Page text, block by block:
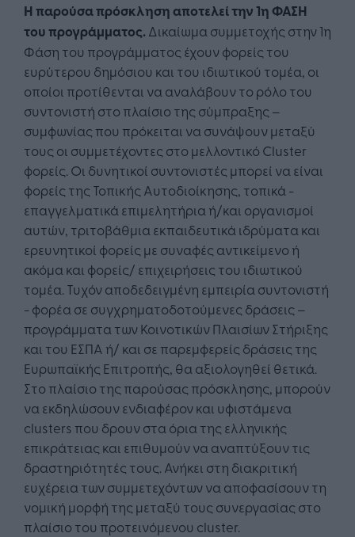
Η παρούσα πρόσκληση αποτελεί την 1η ΦΑΣΗ
του προγράμματος.Δικαίωμα συμμετοχής στην 1η
Φάση του προγράμματος έχουν φορείς του
ευρύτερου δημόσιου και του ιδιωτικού τομέα, οι
οποίοι προτίθενται να αναλάβουν το ρόλο του
συντονιστή στο πλαίσιο της σύμπραξης –
συμφωνίας που πρόκειται να συνάψουν μεταξύ
τους οι συμμετέχοντες στο μελλοντικό Cluster
φορείς. Οι δυνητικοί συντονιστές μπορεί να είναι
φορείς της Τοπικής Αυτοδιοίκησης, τοπικά -
επαγγελματικά επιμελητήρια ή/και οργανισμοί
αυτών, τριτοβάθμια εκπαιδευτικά ιδρύματα και
ερευνητικοί φορείς με συναφές αντικείμενο ή
ακόμα και φορείς/ επιχειρήσεις του ιδιωτικού
τομέα. Τυχόν αποδεδειγμένη εμπειρία συντονιστή
- φορέα σε συγχρηματοδοτούμενες δράσεις –
προγράμματα των Κοινοτικών Πλαισίων Στήριξης
και του ΕΣΠΑ ή/ και σε παρεμφερείς δράσεις της
Ευρωπαϊκής Επιτροπής, θα αξιολογηθεί θετικά.
Στο πλαίσιο της παρούσας πρόσκλησης, μπορούν
να εκδηλώσουν ενδιαφέρον και υφιστάμενα
clusters που δρουν στα όρια της ελληνικής
επικράτειας και επιθυμούν να αναπτύξουν τις
δραστηριότητές τους. Ανήκει στη διακριτική
ευχέρεια των συμμετεχόντων να αποφασίσουν τη
νομική μορφή της μεταξύ τους συνεργασίας στο
πλαίσιο του προτεινόμενου cluster.